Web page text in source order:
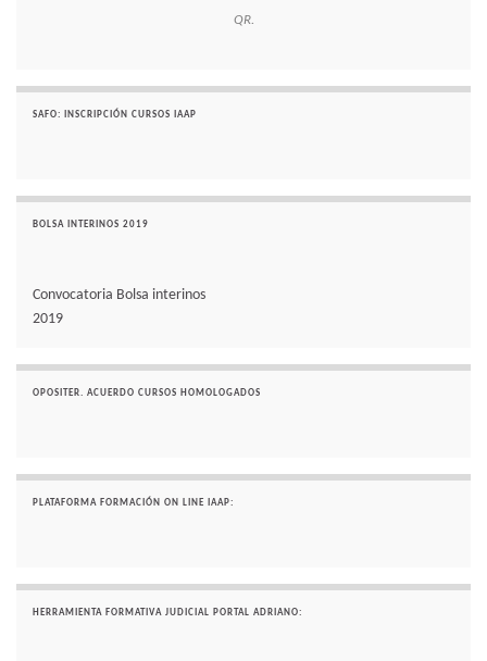
QR.
SAFO: INSCRIPCIÓN CURSOS IAAP
BOLSA INTERINOS 2019
Convocatoria Bolsa interinos
2019
OPOSITER. ACUERDO CURSOS HOMOLOGADOS
PLATAFORMA FORMACIÓN ON LINE IAAP:
HERRAMIENTA FORMATIVA JUDICIAL PORTAL ADRIANO: